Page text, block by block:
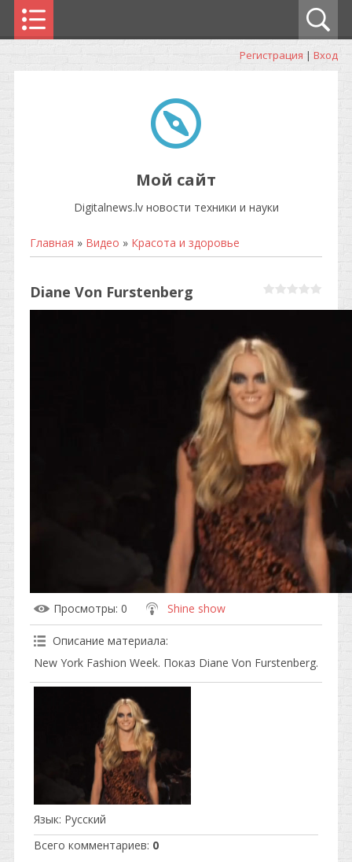
Регистрация | Вход
Мой сайт
Digitalnews.lv новости техники и науки
Главная » Видео » Красота и здоровье
Diane Von Furstenberg
Просмотры: 0 Shine show
Описание материала:
New York Fashion Week. Показ Diane Von Furstenberg.
Язык: Русский
Всего комментариев: 0